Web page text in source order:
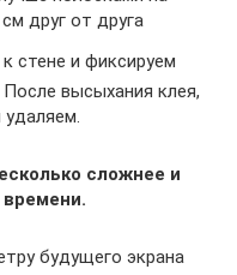
друг от друга
стене и фиксируем
высыхания клея,
сложнее и
будущего экрана